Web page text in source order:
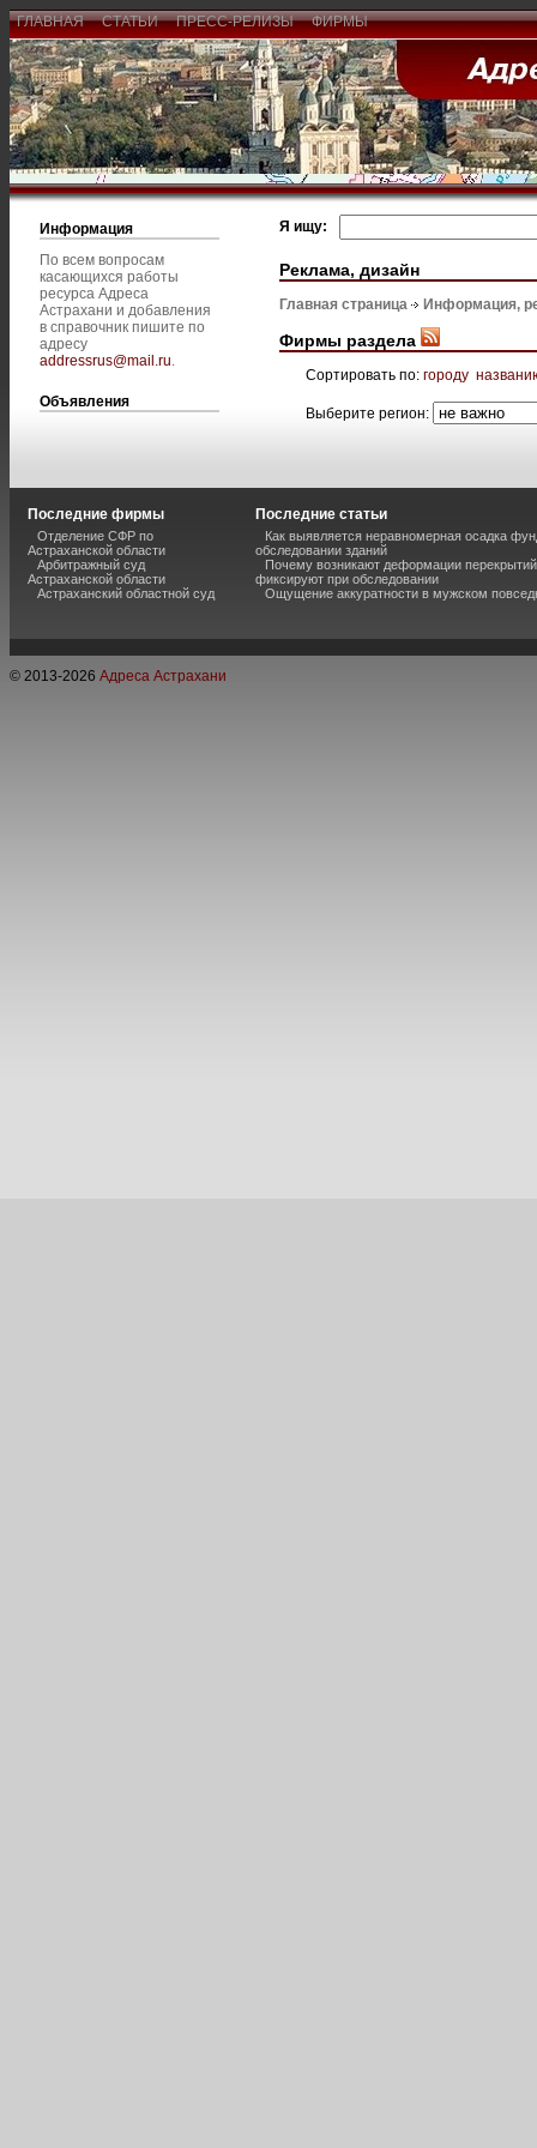
ГЛАВНАЯ СТАТЬИ ПРЕСС-РЕЛИЗЫ ФИРМЫ
Информация
По всем вопросам
касающихся работы
ресурса Адреса
Астрахани и добавления
в справочник пишите по
адресу
addressrus@mail.ru.
Объявления
Я ищу:
Реклама, дизайн
Главная страница Информация,
Фирмы раздела
Сортировать по: городу
Выберите регион:
Последние фирмы
Отделение СФР по
Астраханской области
Арбитражный суд
Астраханской области
Астраханский областной суд
Последние статьи
Как выявляется неравномерная осадка
обследовании зданий
Почему возникают деформации перекрытий
фиксируют при обследовании
Ощущение аккуратности в мужском
© 2013-2026 Адреса Астрахани